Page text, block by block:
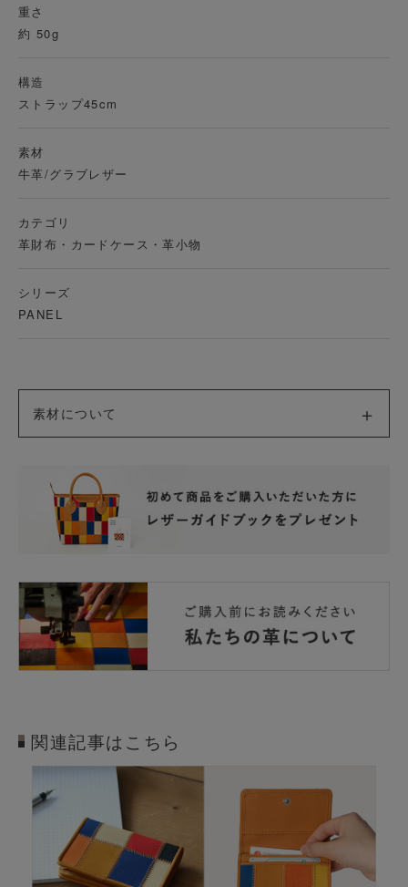
重さ
約 50g
構造
ストラップ45cm
素材
牛革/グラブレザー
カテゴリ
革財布・カードケース・革小物
シリーズ
PANEL
素材について
関連記事はこちら